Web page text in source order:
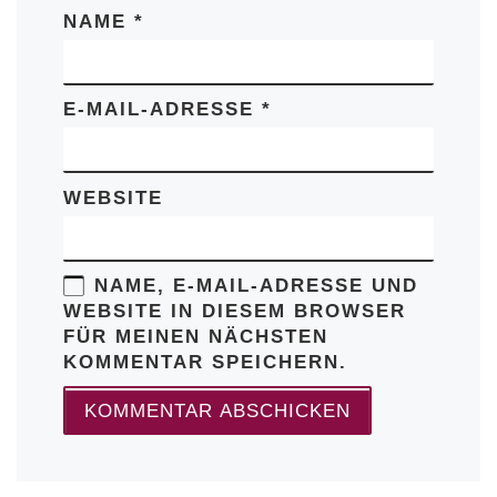
NAME*
E-MAIL-ADRESSE*
WEBSITE
NAME, E-MAIL-ADRESSE UND
WEBSITE IN DIESEM BROWSER
FÜR MEINEN NÄCHSTEN
KOMMENTAR SPEICHERN.